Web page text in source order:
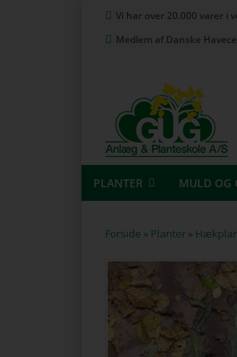
Vi har over 20.000 varer i
Medlem af Danske
PLANTER MULD OG
Forside » Planter »